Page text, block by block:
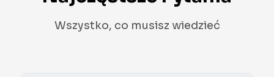
Wszystko, co musisz wiedzieć